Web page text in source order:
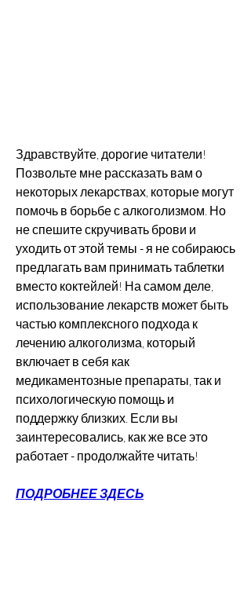
Здравствуйте, дорогие читатели!
Позвольте мне рассказать вам о
некоторых лекарствах, которые могут
помочь в борьбе с алкоголизмом. Но
не спешите скручивать брови и
уходить от этой темы - я не собираюсь
предлагать вам принимать таблетки
вместо коктейлей! На самом деле,
использование лекарств может быть
частью комплексного подхода к
лечению алкоголизма, который
включает в себя как
медикаментозные препараты, так и
психологическую помощь и
поддержку близких. Если вы
заинтересовались, как же все это
работает - продолжайте читать!
ПОДРОБНЕЕ ЗДЕСЬ